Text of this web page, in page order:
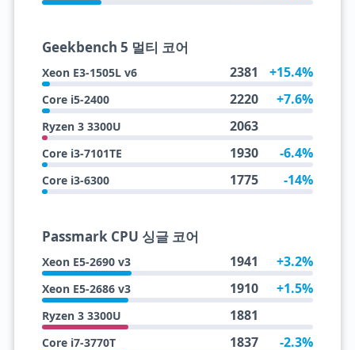
Geekbench 5 멀티 코어
Xeon E3-1505L v6 2381 +15.4%
Core i5-2400 2220 +7.6%
Ryzen 3 3300U 2063
Core i3-7101TE 1930 -6.4%
Core i3-6300 1775 -14%
Passmark CPU 싱글 코어
Xeon E5-2690 v3 1941 +3.2%
Xeon E5-2686 v3 1910 +1.5%
Ryzen 3 3300U 1881
Core i7-3770T 1837 -2.3%